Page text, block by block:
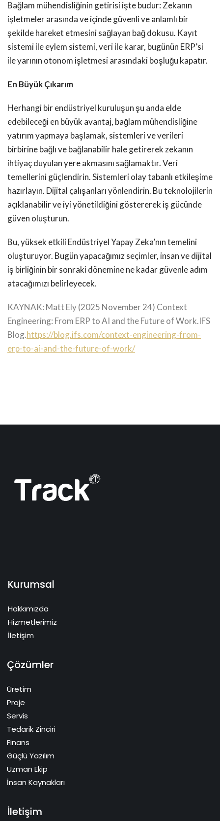
Bağlam mühendisliğinin getirisi işte budur: Zekanın
işletmeler arasında ve içinde güvenli ve anlamlı bir
şekilde hareket etmesini sağlayan bağ dokusu. Kayıt
sistemi ile eylem sistemi, veri ile karar, bugünün ERP’si
ile yarının otonom işletmesi arasındaki boşluğu kapatır.
En Büyük Çıkarım
Herhangi bir endüstriyel kuruluşun şu anda elde
edebileceği en büyük avantaj, bağlam mühendisliğine
yatırım yapmaya başlamak, sistemleri ve verileri
birbirine bağlı ve bağlanabilir hale getirerek zekanın
ihtiyaç duyulan yere akmasını sağlamaktır. Veri
temellerini güçlendirin. Sistemleri olay tabanlı etkileşime
hazırlayın. Dijital çalışanları yönlendirin. Bu teknolojilerin
açıklanabilir ve iyi yönetildiğini göstererek iş gücünde
güven oluşturun.
Bu, yüksek etkili Endüstriyel Yapay Zeka’nın temelini
oluşturuyor. Bugün yapacağımız seçimler, insan ve dijital
iş birliğinin bir sonraki dönemine ne kadar güvenle adım
atacağımızı belirleyecek.
KAYNAK: Matt Ely (2025 November 24) Context
Engineering: From ERP to AI and the Future of Work.IFS
Blog.https://blog.ifs.com/context-engineering-from-
erp-to-ai-and-the-future-of-work/
Kurumsal
Hakkımızda
Hizmetlerimiz
İletişim
Çözümler
Üretim
Proje
Servis
Tedarik Zinciri
Finans
Güçlü Yazılım
Uzman Ekip
İnsan Kaynakları
İletişim